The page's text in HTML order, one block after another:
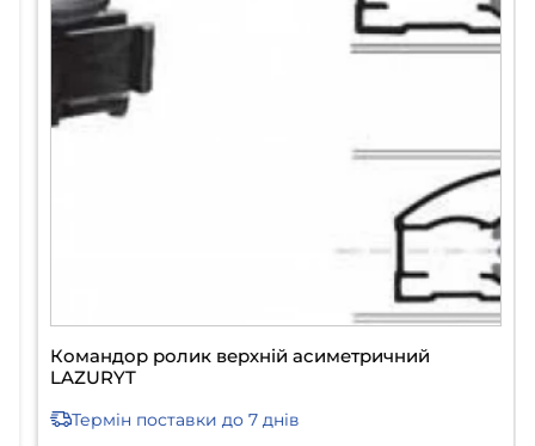
Командор ролик верхній асиметричний
LAZURYT
Термін поставкидо 7 днів